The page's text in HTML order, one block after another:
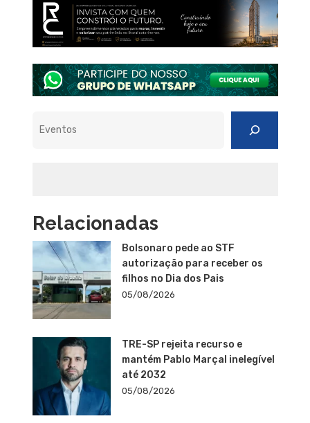
Relacionadas
Bolsonaro pede ao STF
autorização para receber os
filhos no Dia dos Pais
05/08/2026
TRE-SP rejeita recurso e
mantém Pablo Marçal inelegível
até 2032
05/08/2026